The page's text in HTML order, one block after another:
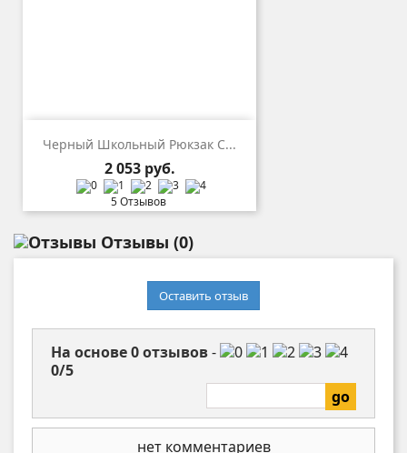
Черный Школьный Рюкзак С...
Цена
2 053 руб.
5 Отзывов
Отзывы (0)
Оставить отзыв
На основе0отзывов-
0/5
нет комментариев